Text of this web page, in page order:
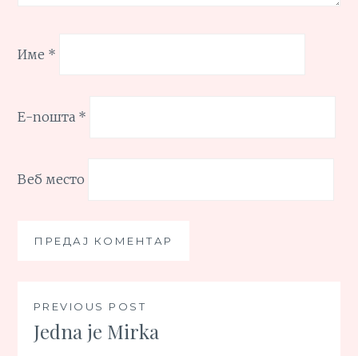
Име *
Е-пошта *
Веб место
Кретање
чланка
PREVIOUS POST
Jedna je Mirka